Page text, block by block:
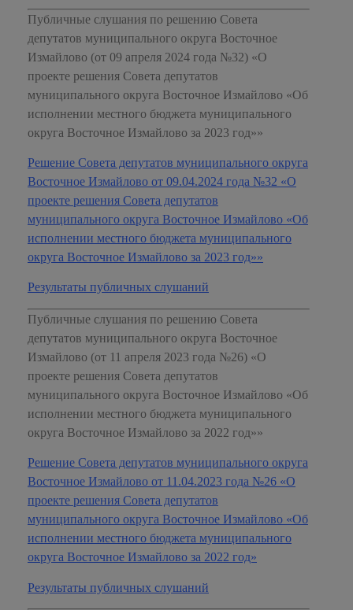
Публичные слушания по решению Совета
депутатов муниципального округа Восточное
Измайлово (от 09 апреля 2024 года №32) «О
проекте решения Совета депутатов
муниципального округа Восточное Измайлово «Об
исполнении местного бюджета муниципального
округа Восточное Измайлово за 2023 год»»
Решение Совета депутатов муниципального округа
Восточное Измайлово от 09.04.2024 года №32 «О
проекте решения Совета депутатов
муниципального округа Восточное Измайлово «Об
исполнении местного бюджета муниципального
округа Восточное Измайлово за 2023 год»»
Результаты публичных слушаний
Публичные слушания по решению Совета
депутатов муниципального округа Восточное
Измайлово (от 11 апреля 2023 года №26) «О
проекте решения Совета депутатов
муниципального округа Восточное Измайлово «Об
исполнении местного бюджета муниципального
округа Восточное Измайлово за 2022 год»»
Решение Совета депутатов муниципального округа
Восточное Измайлово от 11.04.2023 года №26 «О
проекте решения Совета депутатов
муниципального округа Восточное Измайлово «Об
исполнении местного бюджета муниципального
округа Восточное Измайлово за 2022 год»
Результаты публичных слушаний